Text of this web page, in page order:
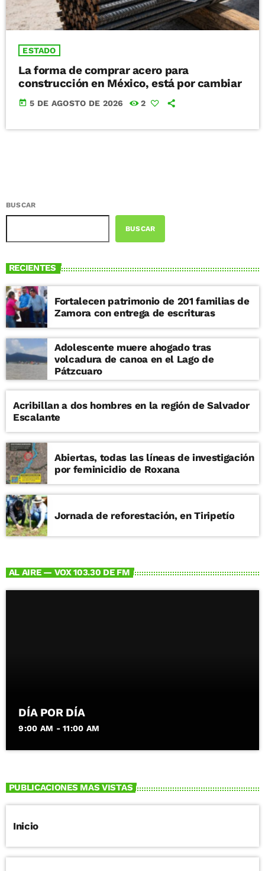
ESTADO
La forma de comprar acero para
construcción en México, está por cambiar
today 5 DE AGOSTO DE 2026 2
BUSCAR
BUSCAR
RECIENTES
Fortalecen patrimonio de 201 familias de
Zamora con entrega de escrituras
Adolescente muere ahogado tras
volcadura de canoa en el Lago de
Pátzcuaro
Acribillan a dos hombres en la región de Salvador
Escalante
Abiertas, todas las líneas de investigación
por feminicidio de Roxana
Jornada de reforestación, en Tiripetío
AL AIRE — VOX 103.30 DE FM
DÍA POR DÍA
9:00 AM - 11:00 AM
PUBLICACIONES MAS VISTAS
Inicio